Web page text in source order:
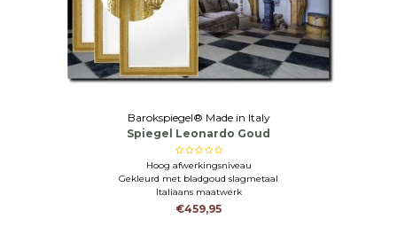
Barokspiegel® Made in Italy
Spiegel Leonardo Goud
Hoog afwerkingsniveau
Gekleurd met bladgoud slagmetaal
Italiaans maatwerk
€459,95